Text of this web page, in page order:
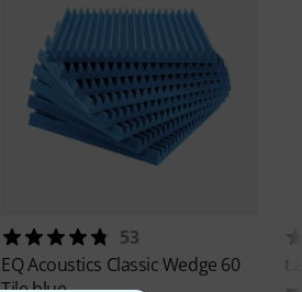
53
EQ Acoustics Classic Wedge 60